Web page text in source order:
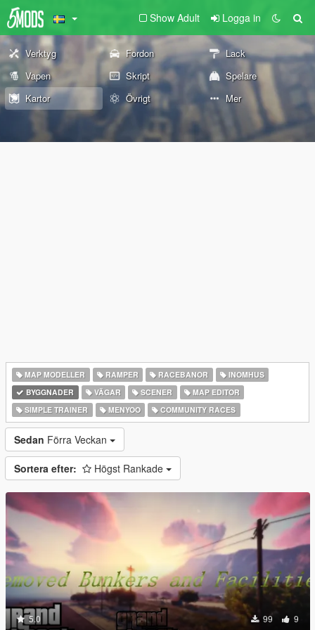
Show Adult Logga in
Verktyg Fordon
Lack
Vapen
Skript
Spelare
Kartor
Övrigt Mer
MAP MODELLER RAMPER RACEBANOR
INOMHUS
BYGGNADER
VÄGAR SCENER
MAP EDITOR
SIMPLE TRAINER
MENYOO COMMUNITY RACES
Sedan Förra Veckan
Sortera efter: Högst Rankade
5.0 99 9